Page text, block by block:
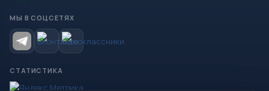
МЫ В СОЦСЕТЯХ
СТАТИСТИКА